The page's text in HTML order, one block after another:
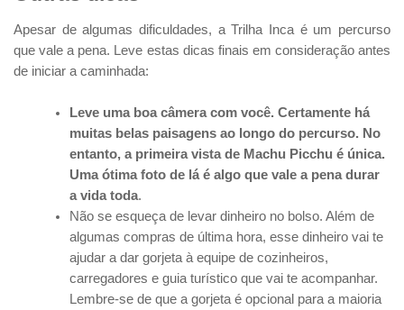
Apesar de algumas dificuldades, a Trilha Inca é um percurso
que vale a pena. Leve estas dicas finais em consideração antes
de iniciar a caminhada:
Leve uma boa câmera com você. Certamente há
muitas belas paisagens ao longo do percurso. No
entanto, a primeira vista de Machu Picchu é única.
Uma ótima foto de lá é algo que vale a pena durar
a vida toda.
Não se esqueça de levar dinheiro no bolso. Além de
algumas compras de última hora, esse dinheiro vai te
ajudar a dar gorjeta à equipe de cozinheiros,
carregadores e guia turístico que vai te acompanhar.
Lembre-se de que a gorjeta é opcional para a maioria